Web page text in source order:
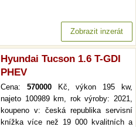
Zobrazit inzerát
Hyundai Tucson 1.6 T-GDI
PHEV
Cena: 570000Kč, výkon 195 kw,
najeto 100989 km, rok výroby: 2021,
koupeno v: česká republika servisní
knížka více než 19 000 kvalitních a